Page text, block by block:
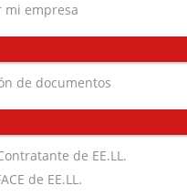
mi empresa
de documentos
de EE.LL.
de EE.LL.